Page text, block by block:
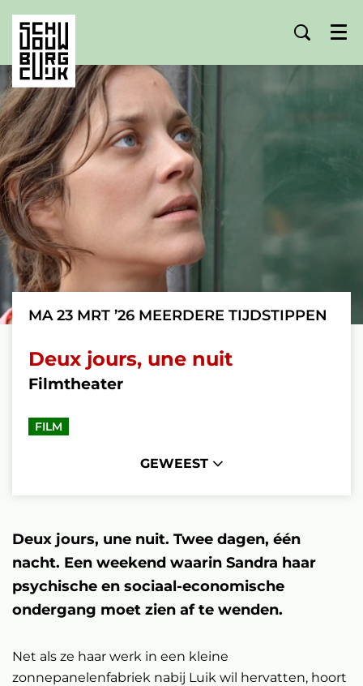
Menu
Deux jours, une nuit
Filmtheater
MA 23 MRT ’26 MEERDERE TIJDSTIPPEN
FILM
GEWEEST
Deux jours, une nuit. Twee dagen, één
nacht. Een weekend waarin Sandra haar
psychische en sociaal-economische
ondergang moet zien af te wenden.
Net als ze haar werk in een kleine
zonnepanelenfabriek nabij Luik wil hervatten, hoort